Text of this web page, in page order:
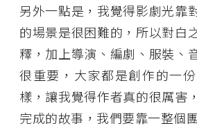
另外一點是，我覺得影劇光靠
的場景是很困難的，所以對白
釋，加上導演、編劇、服裝、
很重要，大家都是創作的一
樣，讓我覺得作者真的很厲害
完成的故事，我們要靠一整個